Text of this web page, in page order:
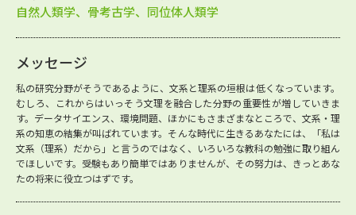
自然人類学、骨考古学、同位体人類学
メッセージ
私の研究分野がそうであるように、文系と理系の垣根は低くなっています。
むしろ、これからはいっそう文理を融合した分野の重要性が増していきま
す。データサイエンス、環境問題、ほかにもさまざまなところで、文系・理
系の知恵の結集が叫ばれています。そんな時代に生きるあなたには、「私は
文系（理系）だから」と言うのではなく、いろいろな教科の勉強に取り組ん
でほしいです。受験もあり簡単ではありませんが、その努力は、きっとあな
たの将来に役立つはずです。